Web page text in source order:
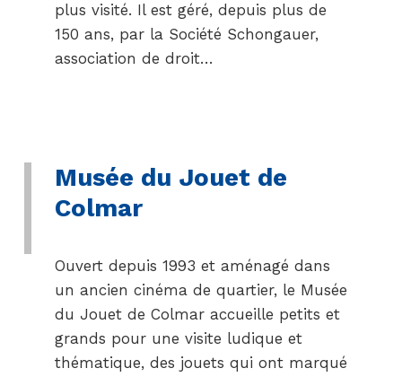
plus visité. Il est géré, depuis plus de
150 ans, par la Société Schongauer,
association de droit…
Musée du Jouet de
Colmar
Ouvert depuis 1993 et aménagé dans
un ancien cinéma de quartier, le Musée
du Jouet de Colmar accueille petits et
grands pour une visite ludique et
thématique, des jouets qui ont marqué